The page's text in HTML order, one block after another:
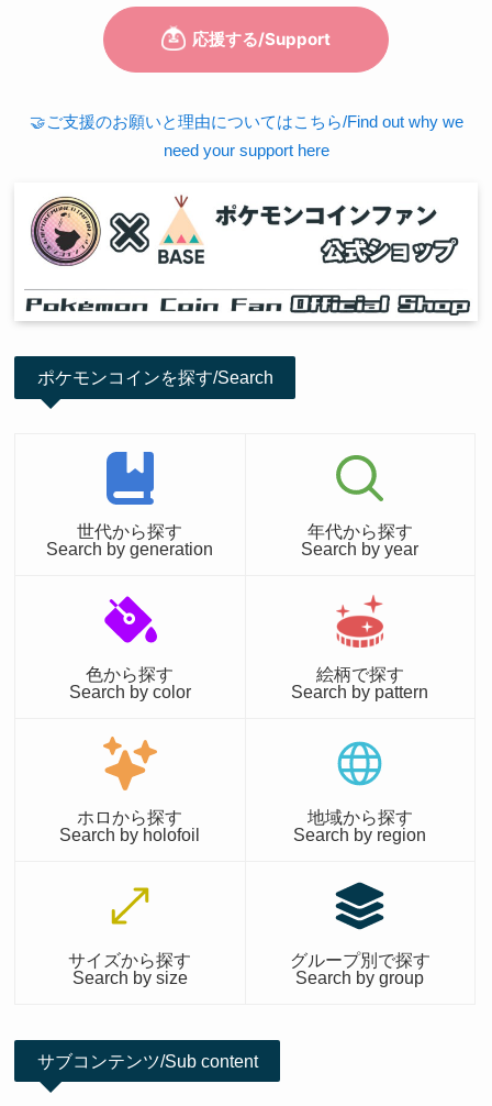
🤝ご支援のお願いと理由についてはこちら/Find out why we
need your support here
ポケモンコインを探す/Search
世代から探す
Search by generation
年代から探す
Search by year
色から探す
Search by color
絵柄で探す
Search by pattern
ホロから探す
Search by holofoil
地域から探す
Search by region
サイズから探す
Search by size
グループ別で探す
Search by group
サブコンテンツ/Sub content